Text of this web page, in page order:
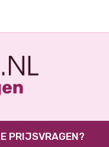
PRIJSVRAGEN?